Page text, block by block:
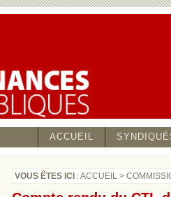
ACCUEIL
VOUS ÊTES ICI :ACCUEIL >